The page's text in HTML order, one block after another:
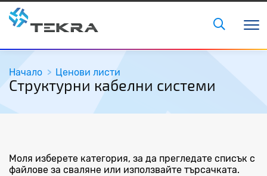
Начало Ценови листи
Структурни кабелни системи
Моля изберете категория, за да прегледате списък с
файлове за сваляне или използвайте търсачката.